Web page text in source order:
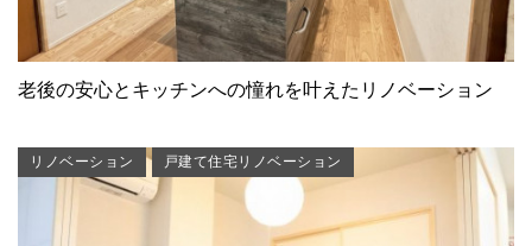
老後の安心とキッチンへの憧れを叶えたリノベーション
リノベーション 戸建て住宅リノベーション